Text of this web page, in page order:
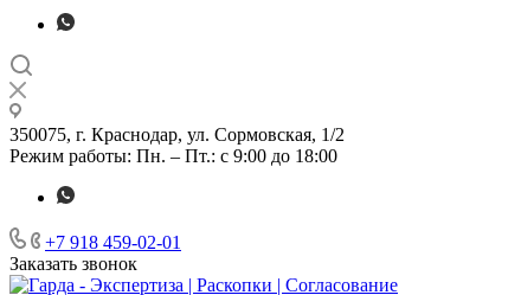
350075, г. Краснодар, ул. Сормовская, 1/2
Режим работы: Пн. – Пт.: с 9:00 до 18:00
+7 918 459-02-01
Заказать звонок